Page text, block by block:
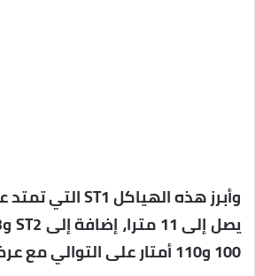
100 و110 أمتار على التوالي مع عرض يصل إلى مترين.